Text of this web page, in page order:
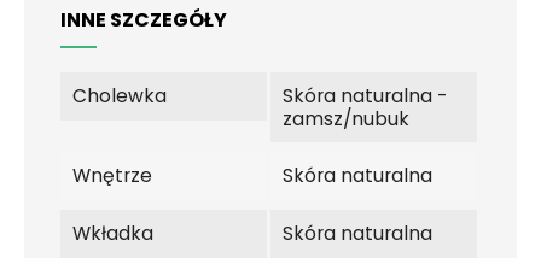
INNE SZCZEGÓŁY
Cholewka
Skóra naturalna -
zamsz/nubuk
Wnętrze Skóra naturalna
Wkładka Skóra naturalna